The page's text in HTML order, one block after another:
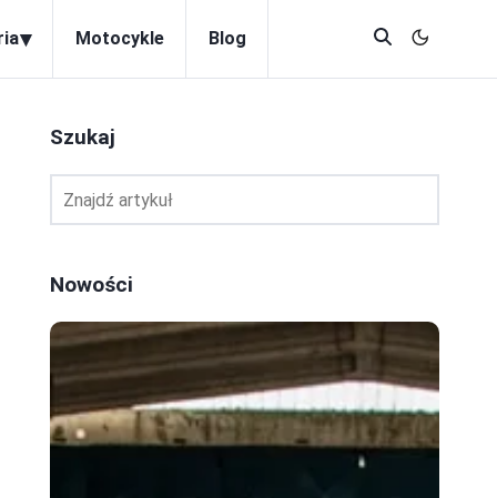
▾ Motocykle Blog
Szukaj
Nowości